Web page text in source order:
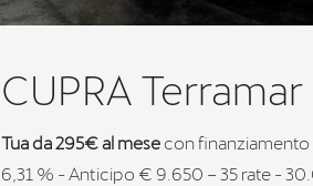
CUPRA
Tua da 295€ al mese con finanziamento
6,31 % - Anticipo € 9.650 – 35 rate -